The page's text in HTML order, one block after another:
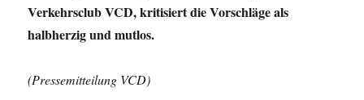
Verkehrsclub VCD, kritisiert die Vorschläge als
halbherzig und mutlos.
(Pressemitteilung VCD)